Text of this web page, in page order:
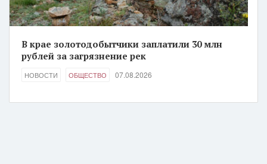
В крае золотодобытчики заплатили 30 млн
рублей за загрязнение рек
НОВОСТИ ОБЩЕСТВО 07.08.2026